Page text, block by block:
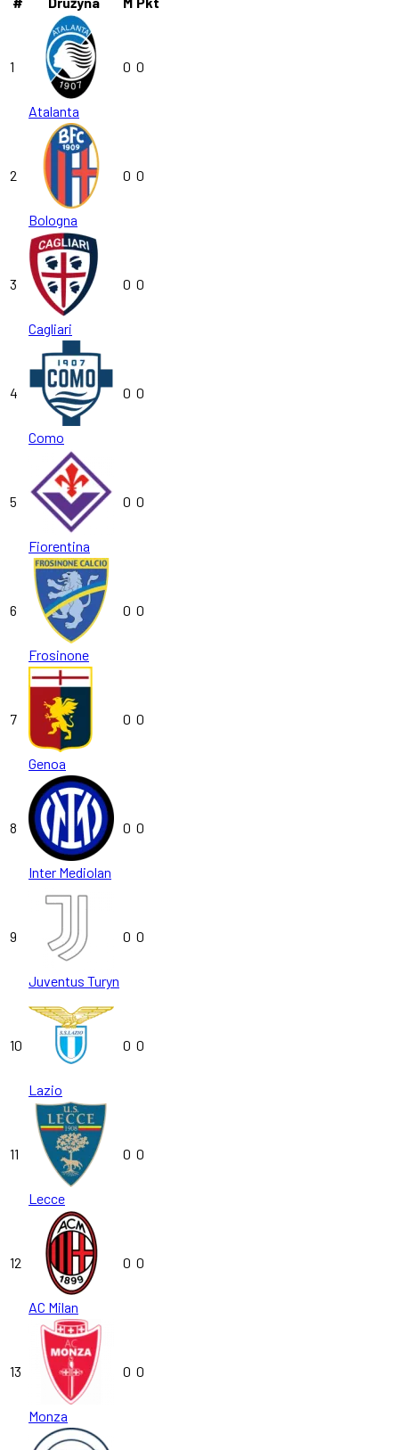
1
Atalanta
0 0
2
Bologna
0 0
3
Cagliari
0 0
4
Como
0 0
5
Fiorentina
0 0
6
Frosinone
0 0
7
Genoa
0 0
8
Inter Mediolan
0 0
9
Juventus Turyn
0 0
10
Lazio
0 0
11
Lecce
0 0
12
AC Milan
0 0
13
Monza
0 0